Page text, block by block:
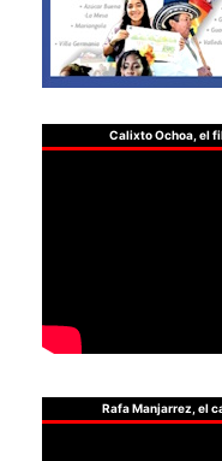
Calixto Ochoa, el
Rafa Manjarrez, el